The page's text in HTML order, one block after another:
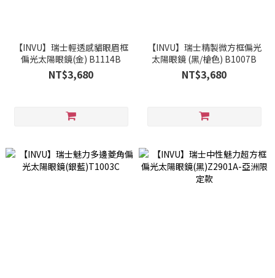
【INVU】瑞士輕透感貓眼眉框
偏光太陽眼鏡(金) B1114B
NT$3,680
【INVU】瑞士精製微方框偏光
太陽眼鏡 (黑/槍色) B1007B
NT$3,680